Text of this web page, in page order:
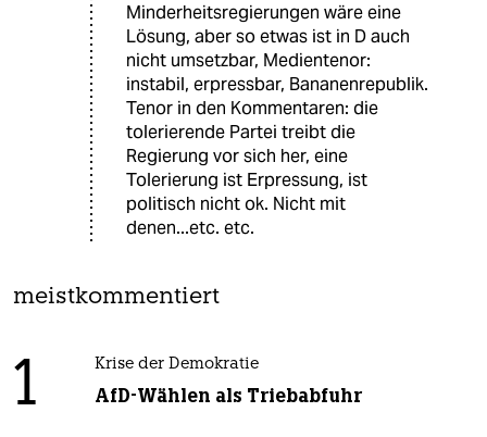
Minderheitsregierungen wäre eine
Lösung, aber so etwas ist in D auch
nicht umsetzbar, Medientenor:
instabil, erpressbar, Bananenrepublik.
Tenor in den Kommentaren: die
tolerierende Partei treibt die
Regierung vor sich her, eine
Tolerierung ist Erpressung, ist
politisch nicht ok. Nicht mit
denen...etc. etc.
meistkommentiert
1 Krise der Demokratie
AfD-Wählen als Triebabfuhr